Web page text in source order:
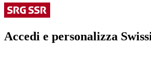
Accedi e personalizza